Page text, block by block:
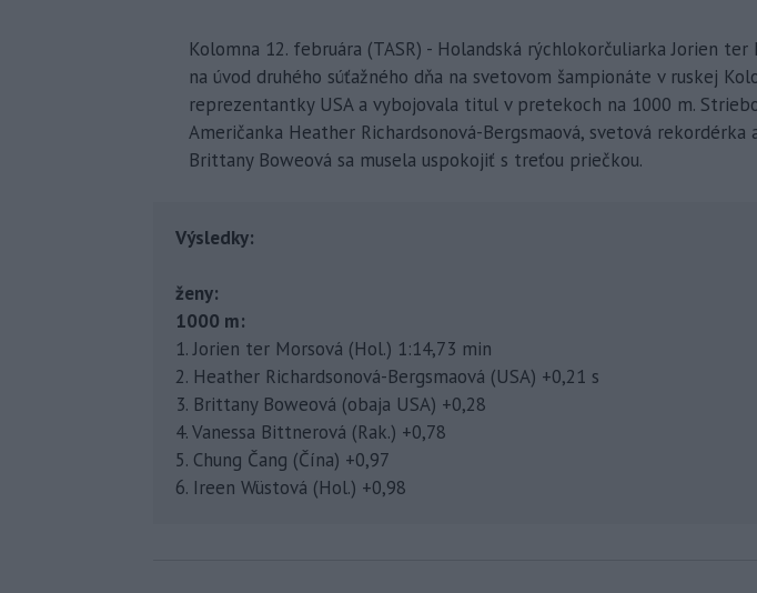
Kolomna 12. februára (TASR) - Holandská rýchlokorčuliarka Jorien
na úvod druhého súťažného dňa na svetovom šampionáte v ruskej
reprezentantky USA a vybojovala titul v pretekoch na 1000 m.
Američanka Heather Richardsonová-Bergsmaová, svetová
Brittany Boweová sa musela uspokojiť s treťou priečkou.
Výsledky:
ženy:
1000 m:
1. Jorien ter Morsová (Hol.) 1:14,73 min
2. Heather Richardsonová-Bergsmaová (USA) +0,21 s
3. Brittany Boweová (obaja USA) +0,28
4. Vanessa Bittnerová (Rak.) +0,78
5. Chung Čang (Čína) +0,97
6. Ireen Wüstová (Hol.) +0,98